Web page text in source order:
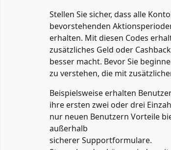
Stellen Sie sicher, dass alle
bevorstehenden
erhalten. Mit diesen Codes
zusätzliches Geld oder
besser macht. Bevor Sie
zu verstehen, die mit
Beispielsweise erhalten
ihre ersten zwei oder drei
nur neuen Benutzern Vorteile
außerhalb
sicherer Supportformulare.